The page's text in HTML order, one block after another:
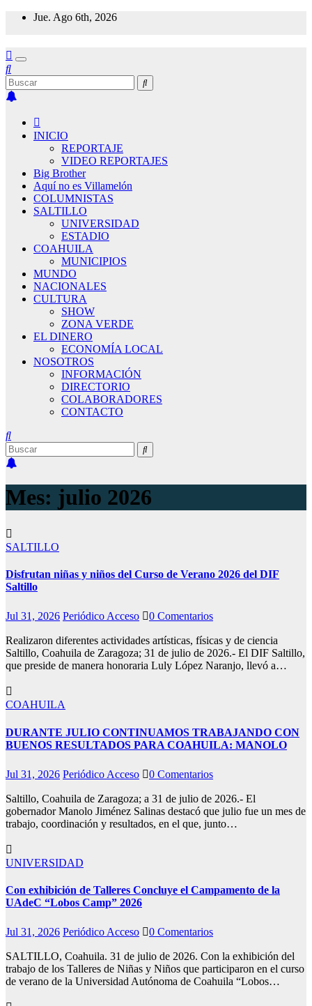
Saltar
Jue. Ago 6th, 2026
INICIO
REPORTAJE
VIDEO REPORTAJES
Big Brother
Aquí no es Villamelón
COLUMNISTAS
SALTILLO
UNIVERSIDAD
ESTADIO
COAHUILA
MUNICIPIOS
MUNDO
NACIONALES
CULTURA
SHOW
ZONA VERDE
EL DINERO
ECONOMÍA LOCAL
NOSOTROS
INFORMACIÓN
DIRECTORIO
COLABORADORES
CONTACTO
Mes: julio 2026
SALTILLO
Disfrutan niñas y niños del Curso de Verano 2026 del DIF
Saltillo
Jul 31, 2026 Periódico Acceso 0 Comentarios
Realizaron diferentes actividades artísticas, físicas y de ciencia
Saltillo, Coahuila de Zaragoza; 31 de julio de 2026.- El DIF Saltillo,
que preside de manera honoraria Luly López Naranjo, llevó a…
COAHUILA
DURANTE JULIO CONTINUAMOS TRABAJANDO CON
BUENOS RESULTADOS PARA COAHUILA: MANOLO
Jul 31, 2026 Periódico Acceso 0 Comentarios
Saltillo, Coahuila de Zaragoza; a 31 de julio de 2026.- El
gobernador Manolo Jiménez Salinas destacó que julio fue un mes de
trabajo, coordinación y resultados, en el que, junto…
UNIVERSIDAD
Con exhibición de Talleres Concluye el Campamento de la
UAdeC “Lobos Camp” 2026
Jul 31, 2026 Periódico Acceso 0 Comentarios
SALTILLO, Coahuila. 31 de julio de 2026. Con la exhibición del
trabajo de los Talleres de Niñas y Niños que participaron en el curso
de verano de la Universidad Autónoma de Coahuila “Lobos…